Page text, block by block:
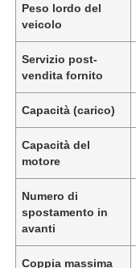
Peso lordo del
veicolo
Servizio post-
vendita fornito
Capacità (carico)
Capacità del
motore
Numero di
spostamento in
avanti
Coppia massima